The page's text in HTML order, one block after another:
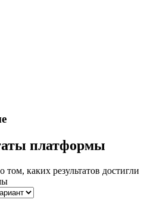
платформы
каких результатов достигли